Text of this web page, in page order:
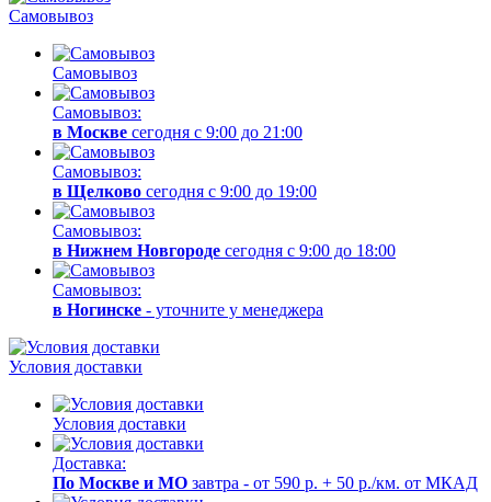
Самовывоз
Самовывоз
Самовывоз:
в Москве сегодня с 9:00 до 21:00
Самовывоз:
в Щелково сегодня с 9:00 до 19:00
Самовывоз:
в Нижнем Новгороде сегодня с 9:00 до 18:00
Самовывоз:
в Ногинске - уточните у менеджера
Условия доставки
Условия доставки
Доставка:
По Москве и МО завтра - от 590 р. + 50 р./км. от МКАД